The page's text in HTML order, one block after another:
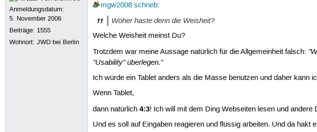
Anmeldungsdatum:
5. November 2006
Beiträge: 1555
Wohnort: JWD bei Berlin
mgw2008 schrieb:
Woher haste denn die Weisheit?
Welche Weisheit meinst Du?
Trotzdem war meine Aussage natürlich für die Allgemeinheit falsch:
"Usability" überlegen."
Ich würde ein Tablet anders als die Masse benutzen und daher kann
Wenn Tablet,
dann natürlich 4:3! Ich will mit dem Ding Webseiten lesen und
Und es soll auf Eingaben reagieren und flüssig arbeiten. Und da hakt